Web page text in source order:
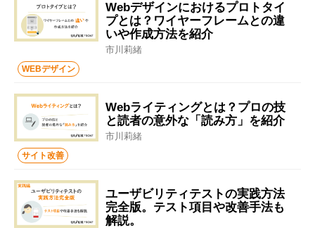
Webデザインにおけるプロトタイ
プとは？ワイヤーフレームとの違
いや作成方法を紹介
市川莉緒
WEBデザイン
Webライティングとは？プロの技
と読者の意外な「読み方」を紹介
市川莉緒
サイト改善
ユーザビリティテストの実践方法
完全版。テスト項目や改善手法も
解説。